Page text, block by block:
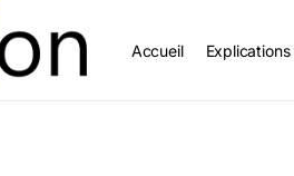
Accueil